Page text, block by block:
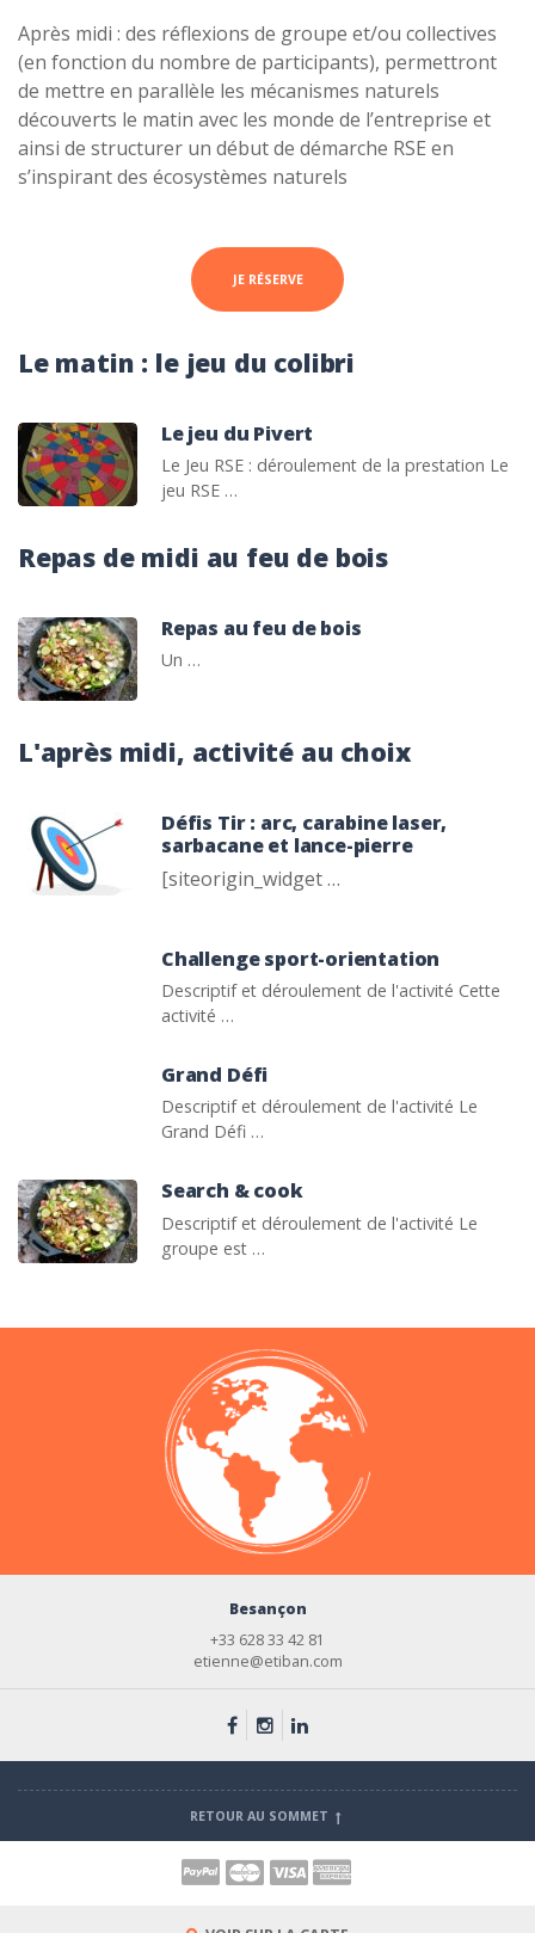
Après midi : des réflexions de groupe et/ou collectives
(en fonction du nombre de participants), permettront
de mettre en parallèle les mécanismes naturels
découverts le matin avec les monde de l’entreprise et
ainsi de structurer un début de démarche RSE en
s’inspirant des écosystèmes naturels
JE RÉSERVE
Le matin : le jeu du colibri
Le jeu du Pivert
Le Jeu RSE : déroulement de la prestation Le
jeu RSE …
Repas de midi au feu de bois
Repas au feu de bois
Un …
L'après midi, activité au choix
Défis Tir : arc, carabine laser,
sarbacane et lance-pierre
[siteorigin_widget …
Challenge sport-orientation
Descriptif et déroulement de l'activité Cette
activité …
Grand Défi
Descriptif et déroulement de l'activité Le
Grand Défi …
Search & cook
Descriptif et déroulement de l'activité Le
groupe est …
Besançon
+33 628 33 42 81
etienne@etiban.com
RETOUR AU SOMMET